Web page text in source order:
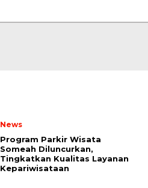
News
Program Parkir Wisata
Someah Diluncurkan,
Tingkatkan Kualitas Layanan
Kepariwisataan